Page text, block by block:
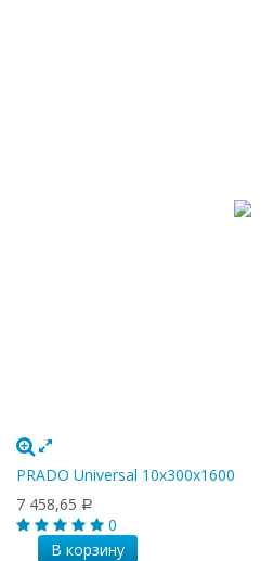
PRADO Universal 10х300х1600
7 458,65 Р
0
В корзину